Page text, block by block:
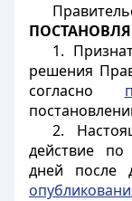
1.
решения
согласно
2.
действие по
дней после